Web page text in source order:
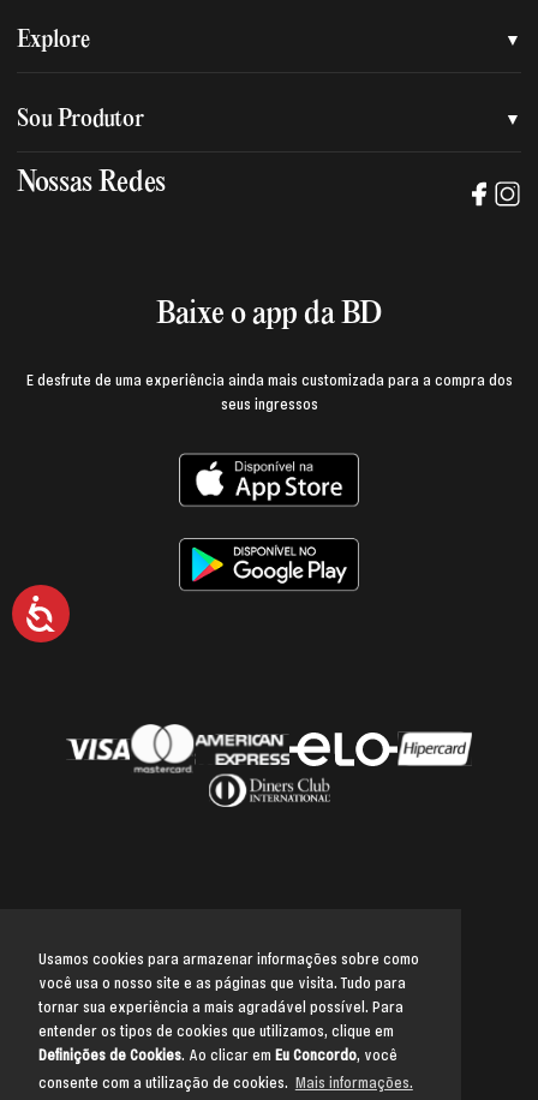
Usamos cookies para armazenar informações sobre como
você usa o nosso site e as páginas que visita. Tudo para
tornar sua experiência a mais agradável possível. Para
entender os tipos de cookies que utilizamos, clique em
Definições de Cookies. Ao clicar em Eu Concordo, você
consente com a utilização de cookies. Mais informações.
Acessibilidade
Quem somos
Política de privacidade
Explore
Assessoria de imprensa
Trabalhe na BD
Sou Produtor
Manual de mídia e da marca BD
Nossas Redes
Baixe o app da BD
E desfrute de uma experiência ainda mais customizada para a compra dos
seus ingressos
Voltar para o topo